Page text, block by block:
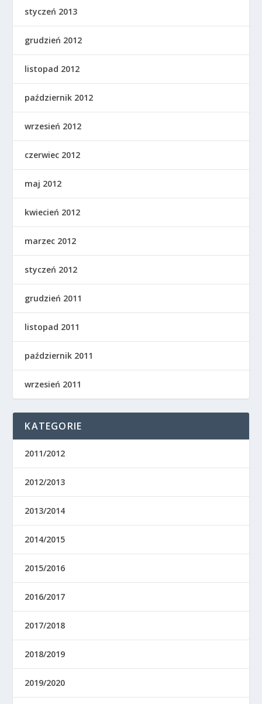
styczeń 2013
grudzień 2012
listopad 2012
październik 2012
wrzesień 2012
czerwiec 2012
maj 2012
kwiecień 2012
marzec 2012
styczeń 2012
grudzień 2011
listopad 2011
październik 2011
wrzesień 2011
KATEGORIE
2011/2012
2012/2013
2013/2014
2014/2015
2015/2016
2016/2017
2017/2018
2018/2019
2019/2020